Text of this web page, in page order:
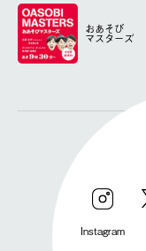
おあそび
マスターズ
Instagram